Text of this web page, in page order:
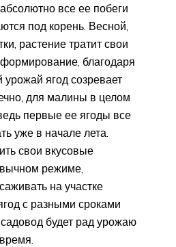
все ее побеги
под корень. Весной,
растение тратит свои
благодаря
ягод созревает
для малины в целом
первые ее ягоды все
уже в начале лета.
свои вкусовые
режиме,
на участке
с разными сроками
будет рад урожаю